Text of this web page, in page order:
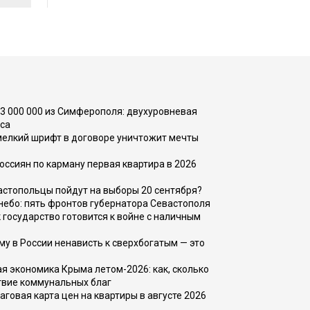
000 000 из Симферополя: двухуровневая
шрифт в договоре уничтожит мечты
по карману первая квартира в 2026
пойдут на выборы 20 сентября?
пять фронтов губернатора Севастополя
готовится к войне с наличным
в России ненависть к сверхбогатым — это
экономика Крыма летом-2026: как, сколько
коммунальных благ
карта цен на квартиры в августе 2026